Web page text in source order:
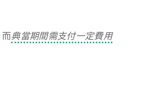
典當期間需支付一定費用